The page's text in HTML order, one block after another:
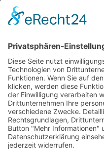
SG Shop
Sponsoren
Kontakt
Social Media
Rechtliches